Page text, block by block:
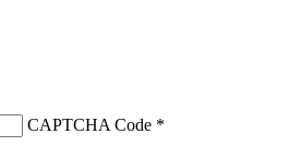
CAPTCHA Code *